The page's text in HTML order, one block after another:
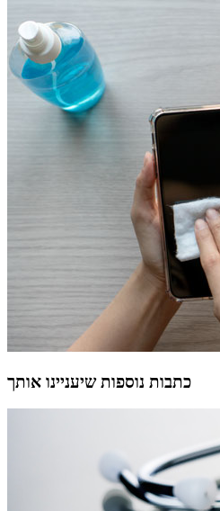
כתבות נוספות שיעניינו אותך